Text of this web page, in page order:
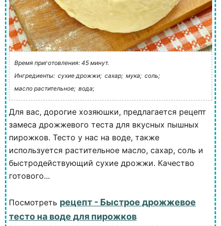
Время приготовления: 45 минут.
Ингредиенты: сухие дрожжи; сахар; мука; соль;
масло растительное; вода;
Для вас, дорогие хозяюшки, предлагается рецепт
замеса дрожжевого теста для вкусных пышных
пирожков. Тесто у нас на воде, также
используется растительное масло, сахар, соль и
быстродействующий сухие дрожжи. Качество
готового...
Посмотреть рецепт - Быстрое дрожжевое
тесто на воде для пирожков